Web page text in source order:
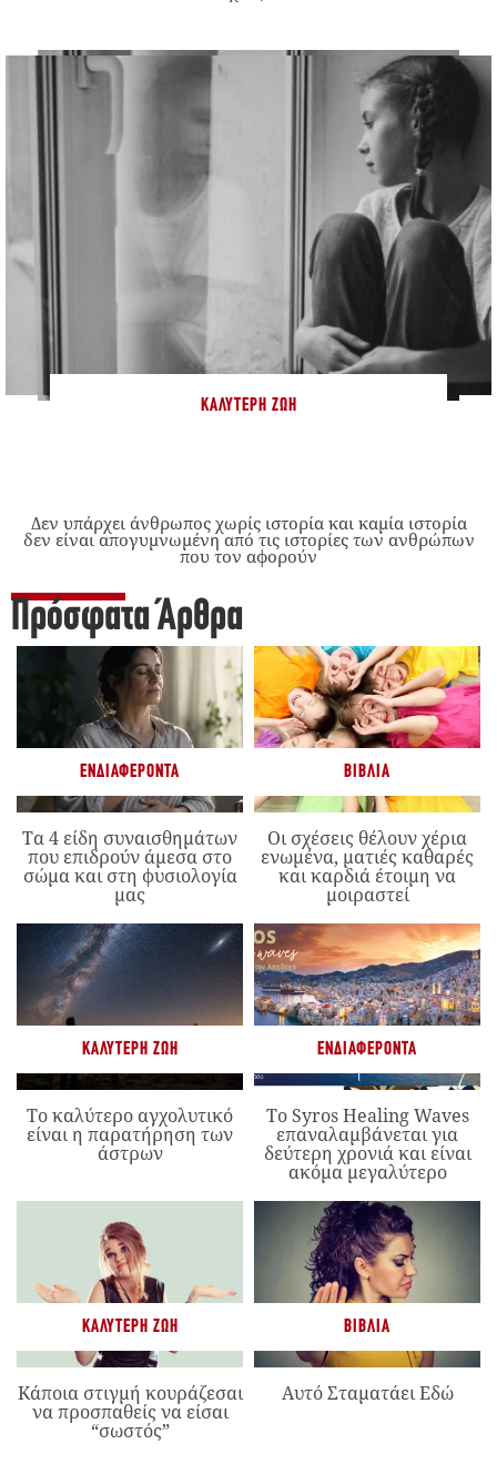
ΚΑΛΎΤΕΡΗ ΖΩΉ
Δεν υπάρχει άνθρωπος χωρίς ιστορία και καμία ιστορία
δεν είναι απογυμνωμένη από τις ιστορίες των ανθρώπων
που τον αφορούν
Πρόσφατα Άρθρα
ΕΝΔΙΑΦΈΡΟΝΤΑ
Τα 4 είδη συναισθημάτων
που επιδρούν άμεσα στο
σώμα και στη φυσιολογία
μας
ΒΙΒΛΊΑ
Οι σχέσεις θέλουν χέρια
ενωμένα, ματιές καθαρές
και καρδιά έτοιμη να
μοιραστεί
ΚΑΛΎΤΕΡΗ ΖΩΉ
Το καλύτερο αγχολυτικό
είναι η παρατήρηση των
άστρων
ΕΝΔΙΑΦΈΡΟΝΤΑ
Το Syros Healing Waves
επαναλαμβάνεται για
δεύτερη χρονιά και είναι
ακόμα μεγαλύτερο
ΚΑΛΎΤΕΡΗ ΖΩΉ
Κάποια στιγμή κουράζεσαι
να προσπαθείς να είσαι
“σωστός”
ΒΙΒΛΊΑ
Αυτό Σταματάει Εδώ